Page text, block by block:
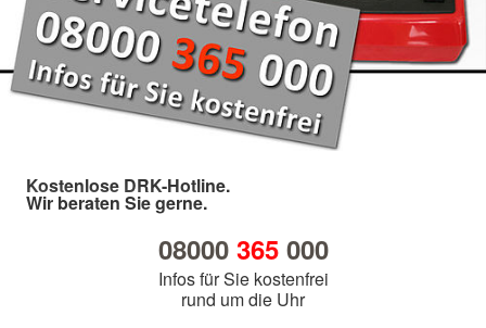
Kostenlose DRK-Hotline.
Wir beraten Sie gerne.
08000 365000
Infos für Sie kostenfrei
rund um die Uhr